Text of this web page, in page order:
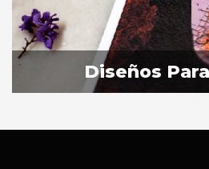
Diseños